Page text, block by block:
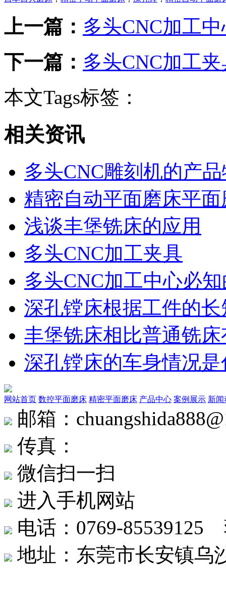
上一篇： 多头CNC加工
下一篇： 多头CNC加工
本文Tags标签：
相关资讯
多头CNC雕刻机的产
精密自动平面磨床平
浅谈丰堡铣床的应用
多头CNC加工夹具
多头CNC加工中心必
深孔镗床根据工件的
丰堡铣床相比普通铣
深孔镗床的车身情况
网站首页 数控平面磨床 精密平面磨床 产品中心 案例展示 新闻
邮箱：
传真：
微信扫一扫
进入手机网站
电话：0769-85539125
地址：东莞市长安镇乌